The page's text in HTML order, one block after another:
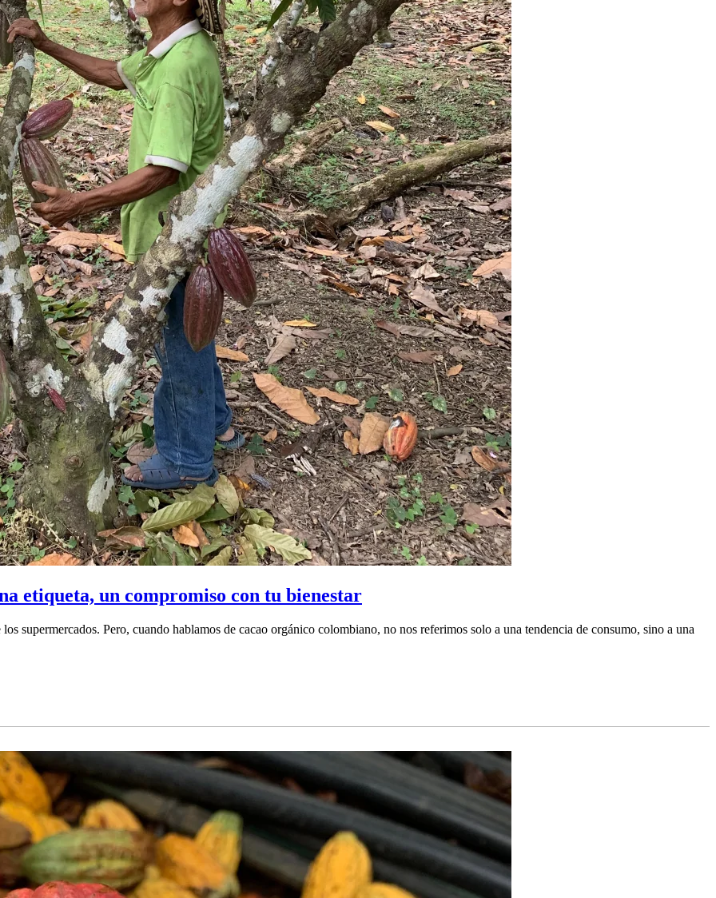
etiqueta, un compromiso con tu bienestar
supermercados. Pero, cuando hablamos de cacao orgánico colombiano, no nos referimos solo a una tendencia de consumo, sino a una